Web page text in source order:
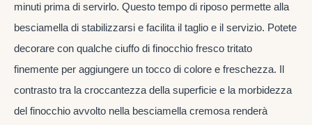
minuti prima di servirlo. Questo tempo di riposo permette alla
besciamella di stabilizzarsi e facilita il taglio e il servizio. Potete
decorare con qualche ciuffo di finocchio fresco tritato
finemente per aggiungere un tocco di colore e freschezza. Il
contrasto tra la croccantezza della superficie e la morbidezza
del finocchio avvolto nella besciamella cremosa renderà